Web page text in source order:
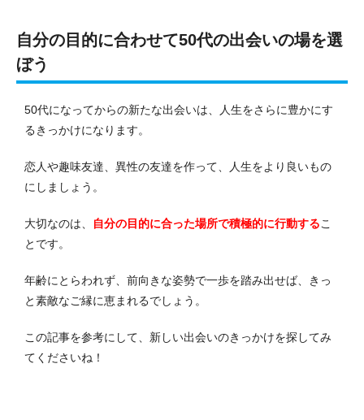
自分の目的に合わせて50代の出会いの場を選
ぼう
50代になってからの新たな出会いは、人生をさらに豊かにす
るきっかけになります。
恋人や趣味友達、異性の友達を作って、人生をより良いもの
にしましょう。
大切なのは、 自分の目的に合った場所で積極的に行動するこ
とです。
年齢にとらわれず、前向きな姿勢で一歩を踏み出せば、きっ
と素敵なご縁に恵まれるでしょう。
この記事を参考にして、新しい出会いのきっかけを探してみ
てくださいね！